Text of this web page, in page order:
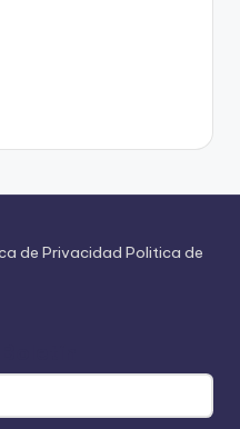
de Privacidad Politica de